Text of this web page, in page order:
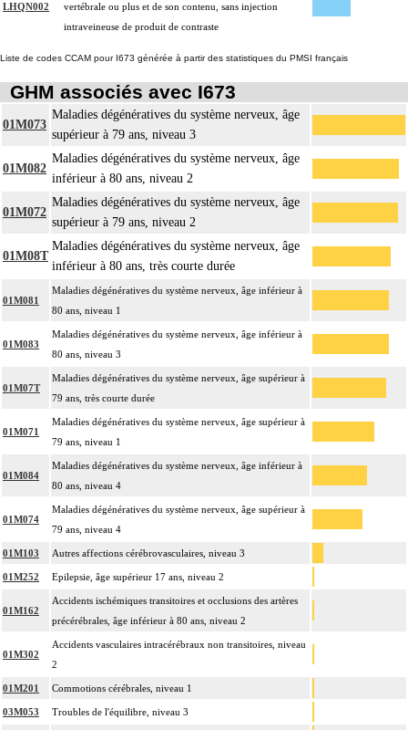
LHQN002
vertébrale ou plus et de son contenu, sans injection
intraveineuse de produit de contraste
Liste de codes CCAM pour I673 générée à partir des statistiques du PMSI français
GHM associés avec I673
01M073
Maladies dégénératives du système nerveux, âge
supérieur à 79 ans, niveau 3
01M082
Maladies dégénératives du système nerveux, âge
inférieur à 80 ans, niveau 2
01M072
Maladies dégénératives du système nerveux, âge
supérieur à 79 ans, niveau 2
01M08T
Maladies dégénératives du système nerveux, âge
inférieur à 80 ans, très courte durée
01M081
Maladies dégénératives du système nerveux, âge inférieur à
80 ans, niveau 1
01M083
Maladies dégénératives du système nerveux, âge inférieur à
80 ans, niveau 3
01M07T
Maladies dégénératives du système nerveux, âge supérieur à
79 ans, très courte durée
01M071
Maladies dégénératives du système nerveux, âge supérieur à
79 ans, niveau 1
01M084
Maladies dégénératives du système nerveux, âge inférieur à
80 ans, niveau 4
01M074
Maladies dégénératives du système nerveux, âge supérieur à
79 ans, niveau 4
01M103 Autres affections cérébrovasculaires, niveau 3
01M252 Epilepsie, âge supérieur 17 ans, niveau 2
01M162
Accidents ischémiques transitoires et occlusions des artères
précérébrales, âge inférieur à 80 ans, niveau 2
01M302
Accidents vasculaires intracérébraux non transitoires, niveau
2
01M201 Commotions cérébrales, niveau 1
03M053 Troubles de l'équilibre, niveau 3